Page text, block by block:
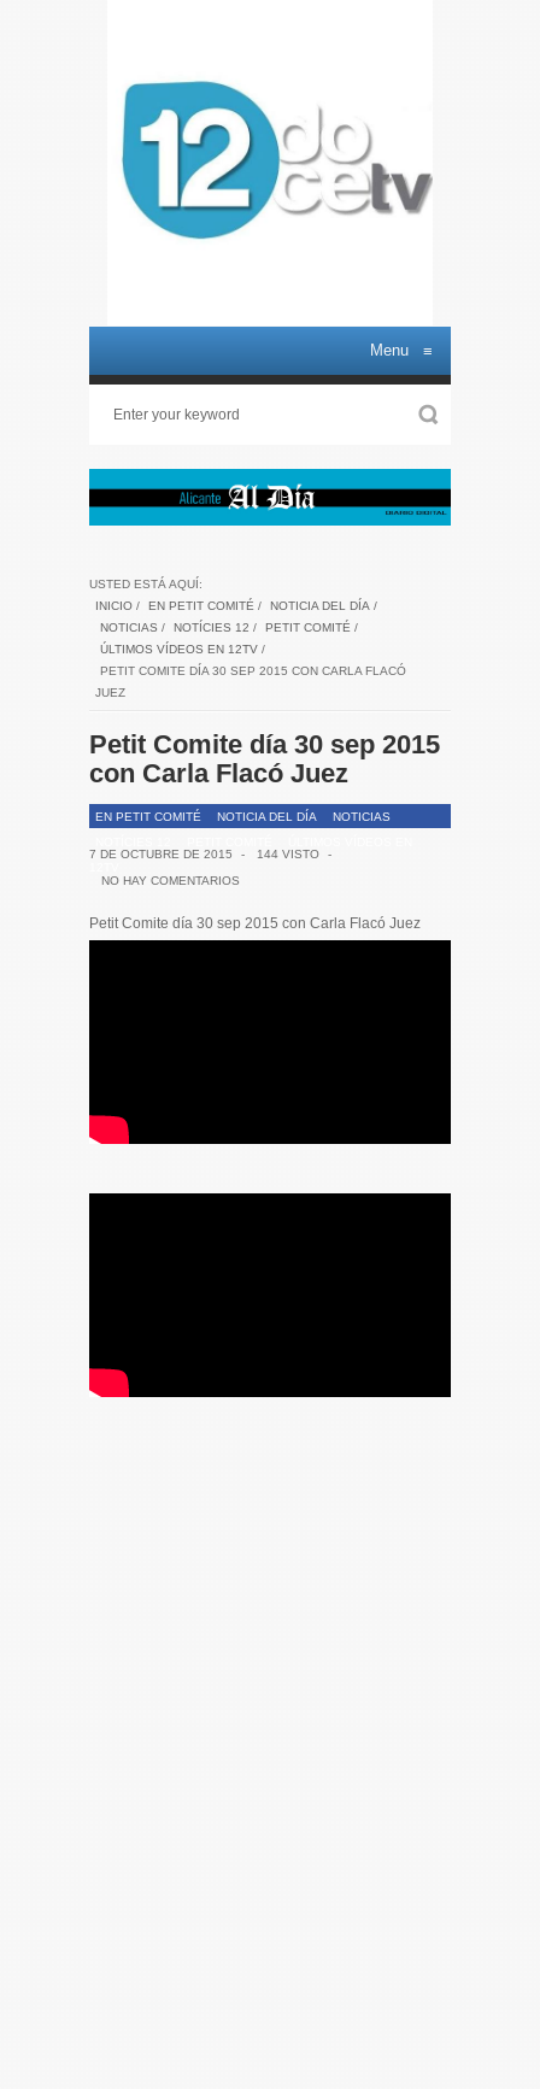
Menu ≡
USTED ESTÁ AQUÍ:
INICIO / EN PETIT COMITÉ / NOTICIA DEL DÍA /
NOTICIAS / NOTÍCIES 12 / PETIT COMITÉ /
ÚLTIMOS VÍDEOS EN 12TV /
PETIT COMITE DÍA 30 SEP 2015 CON CARLA FLACÓ
JUEZ
Petit Comite día 30 sep 2015
con Carla Flacó Juez
EN PETIT COMITÉ NOTICIA DEL DÍA
NOTICIAS
7 DE OCTUBRE DE 2015 - 144 VISTO
-
NO HAY COMENTARIOS
Petit Comite día 30 sep 2015 con Carla Flacó Juez